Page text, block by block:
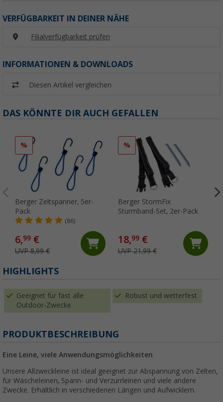
VERFÜGBARKEIT IN DEINER NÄHE
Filialverfügbarkeit prüfen
INFORMATIONEN & DOWNLOADS
Diesen Artikel vergleichen
DAS KÖNNTE DIR AUCH GEFALLEN
%
Berger Zeltspanner, 5er-
Pack
(86)
6,99 €
UVP 8,99 €
%
Berger StormFix
Sturmband-Set, 2er-Pack
18,99€
UVP 21,99 €
HIGHLIGHTS
Geeignet für fast alle
Outdoor-Zwecke
Robust und wetterfest
PRODUKTBESCHREIBUNG
Eine Leine, viele Anwendungsmöglichkeiten
Unsere Allzweckleine ist ideal geeignet zur Abspannung von Zelten,
für Wäscheleinen, Spann- und Verzurrleinen und viele andere
Zwecke. Erhältlich in verschiedenen Längen und Aufwicklern.